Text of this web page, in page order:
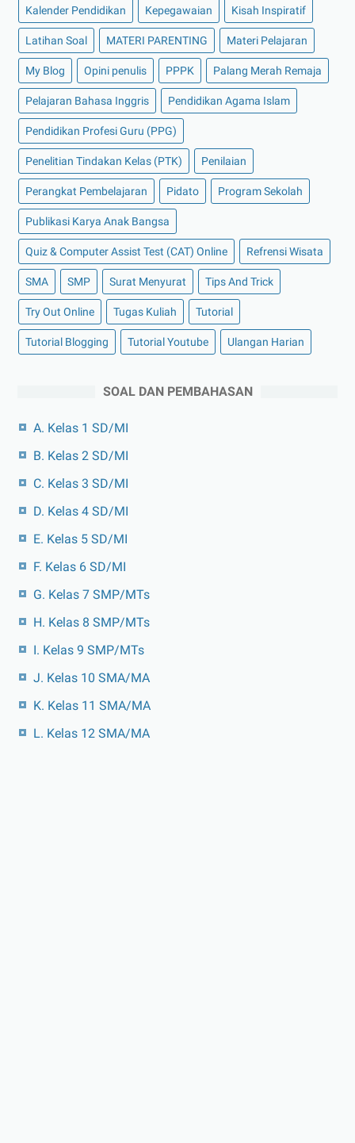
Kalender Pendidikan Kepegawaian Kisah Inspiratif
Latihan Soal MATERI PARENTING Materi Pelajaran
My Blog Opini penulis PPPK Palang Merah Remaja
Pelajaran Bahasa Inggris Pendidikan Agama Islam
Pendidikan Profesi Guru (PPG)
Penelitian Tindakan Kelas (PTK) Penilaian
Perangkat Pembelajaran Pidato Program Sekolah
Publikasi Karya Anak Bangsa
Quiz & Computer Assist Test (CAT) Online Refrensi Wisata
SMA SMP Surat Menyurat Tips And Trick
Try Out Online Tugas Kuliah Tutorial
Tutorial Blogging Tutorial Youtube Ulangan Harian
SOAL DAN PEMBAHASAN
A. Kelas 1 SD/MI
B. Kelas 2 SD/MI
C. Kelas 3 SD/MI
D. Kelas 4 SD/MI
E. Kelas 5 SD/MI
F. Kelas 6 SD/MI
G. Kelas 7 SMP/MTs
H. Kelas 8 SMP/MTs
I. Kelas 9 SMP/MTs
J. Kelas 10 SMA/MA
K. Kelas 11 SMA/MA
L. Kelas 12 SMA/MA